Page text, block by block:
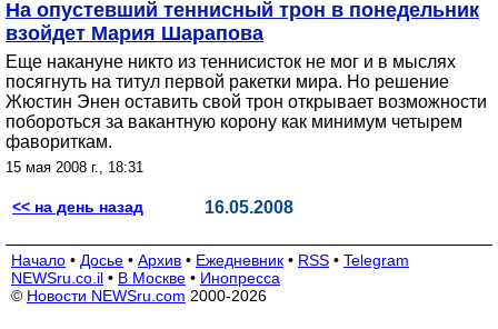
На опустевший теннисный трон в понедельник
взойдет Мария Шарапова
Еще накануне никто из теннисисток не мог и в мыслях
посягнуть на титул первой ракетки мира. Но решение
Жюстин Энен оставить свой трон открывает возможности
побороться за вакантную корону как минимум четырем
фавориткам.
15 мая 2008 г., 18:31
<< на день назад 16.05.2008
Начало • Досье • Архив • Ежедневник • RSS • Telegram
NEWSru.co.il • В Москве • Инопресса
© Новости NEWSru.com 2000-2026